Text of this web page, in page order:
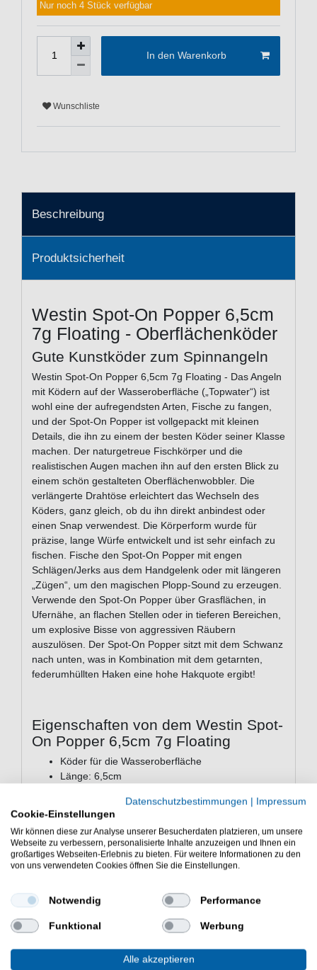
Nur noch 4 Stück verfügbar
In den Warenkorb
Wunschliste
Beschreibung
Produktsicherheit
Westin Spot-On Popper 6,5cm
7g Floating - Oberflächenköder
Gute Kunstköder zum Spinnangeln
Westin Spot-On Popper 6,5cm 7g Floating - Das Angeln
mit Ködern auf der Wasseroberfläche („Topwater“) ist
wohl eine der aufregendsten Arten, Fische zu fangen,
und der Spot-On Popper ist vollgepackt mit kleinen
Details, die ihn zu einem der besten Köder seiner Klasse
machen. Der naturgetreue Fischkörper und die
realistischen Augen machen ihn auf den ersten Blick zu
einem schön gestalteten Oberflächenwobbler. Die
verlängerte Drahtöse erleichtert das Wechseln des
Köders, ganz gleich, ob du ihn direkt anbindest oder
einen Snap verwendest. Die Körperform wurde für
präzise, lange Würfe entwickelt und ist sehr einfach zu
fischen. Fische den Spot-On Popper mit engen
Schlägen/Jerks aus dem Handgelenk oder mit längeren
„Zügen“, um den magischen Plopp-Sound zu erzeugen.
Verwende den Spot-On Popper über Grasflächen, in
Ufernähe, an flachen Stellen oder in tieferen Bereichen,
um explosive Bisse von aggressiven Räubern
auszulösen. Der Spot-On Popper sitzt mit dem Schwanz
nach unten, was in Kombination mit dem getarnten,
federumhüllten Haken eine hohe Hakquote ergibt!
Eigenschaften von dem Westin Spot-
On Popper 6,5cm 7g Floating
Köder für die Wasseroberfläche
Länge: 6,5cm
aus ABS-Kunststoff
sehr scharfe und starke Karbonstahlhaken
Große Schaufel für einen einzigartigen Klang und
Blasenbildung
Turbulenzen
Niederfrequentes Klopfgeräusch
Fische ihn mit engen Schlägen oder mit längeren
Nach unten hängendes Schwanzteil für eine
Datenschutzbestimmungen | Impressum
Cookie-Einstellungen
Wir können diese zur Analyse unserer Besucherdaten platzieren, um unsere
Webseite zu verbessern, personalisierte Inhalte anzuzeigen und Ihnen ein
großartiges Webseiten-Erlebnis zu bieten. Für weitere Informationen zu den
von uns verwendeten Cookies öffnen Sie die Einstellungen.
Notwendig Performance
Funktional Werbung
Alle akzeptieren